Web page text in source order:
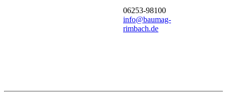
06253-98100
info@baumag-
rimbach.de